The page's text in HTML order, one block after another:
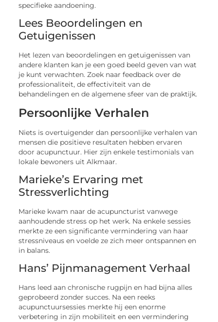
specifieke aandoening.
Lees Beoordelingen en
Getuigenissen
Het lezen van beoordelingen en getuigenissen van
andere klanten kan je een goed beeld geven van wat
je kunt verwachten. Zoek naar feedback over de
professionaliteit, de effectiviteit van de
behandelingen en de algemene sfeer van de praktijk.
Persoonlijke Verhalen
Niets is overtuigender dan persoonlijke verhalen van
mensen die positieve resultaten hebben ervaren
door acupunctuur. Hier zijn enkele testimonials van
lokale bewoners uit Alkmaar.
Marieke’s Ervaring met
Stressverlichting
Marieke kwam naar de acupuncturist vanwege
aanhoudende stress op het werk. Na enkele sessies
merkte ze een significante vermindering van haar
stressniveaus en voelde ze zich meer ontspannen en
in balans.
Hans’ Pijnmanagement Verhaal
Hans leed aan chronische rugpijn en had bijna alles
geprobeerd zonder succes. Na een reeks
acupunctuursessies merkte hij een enorme
verbetering in zijn mobiliteit en een vermindering